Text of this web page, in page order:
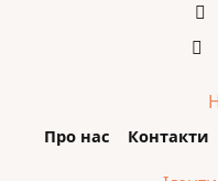
Про нас Контакти